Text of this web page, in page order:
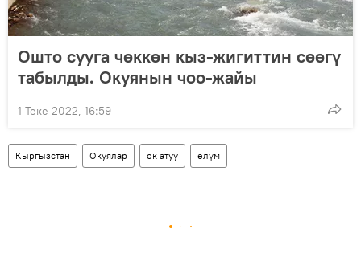
Ошто сууга чөккөн кыз-жигиттин сөөгү
табылды. Окуянын чоо-жайы
1 Теке 2022, 16:59
Кыргызстан Окуялар ок атуу өлүм